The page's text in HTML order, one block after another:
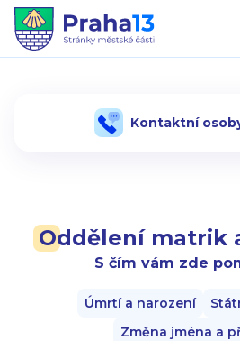
Kontaktní
Oddělení matrik
S čím vám zde
Úmrtí a narození
Změna jména a